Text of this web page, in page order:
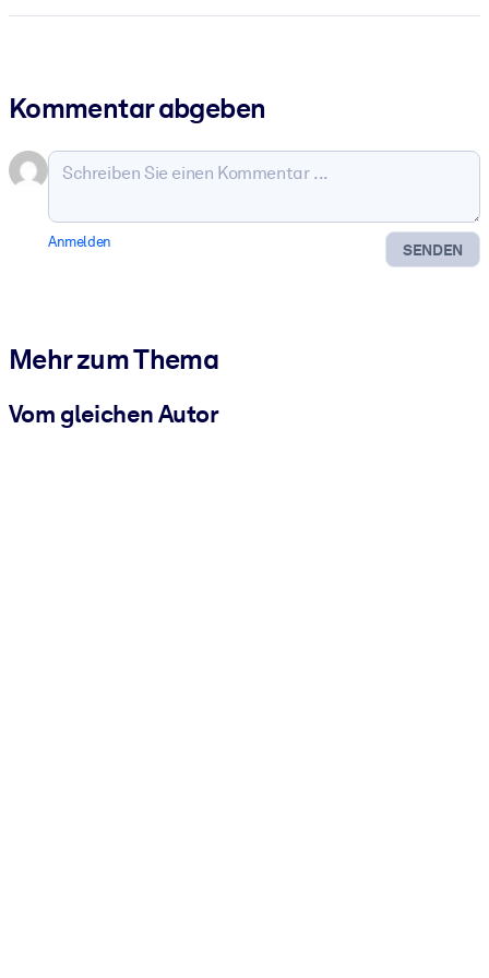
Kommentar abgeben
SENDEN
Anmelden
Mehr zum Thema
Vom gleichen Autor